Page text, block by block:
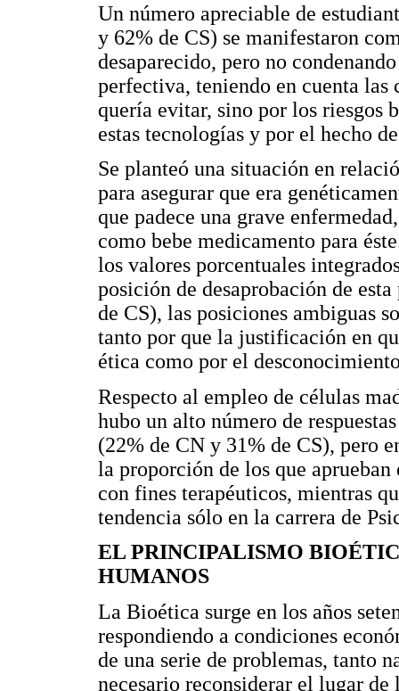
Un número apreciable de
y 62% de CS) se manifestaron
desaparecido, pero no
perfectiva, teniendo en cuenta las
quería evitar, sino por los riesgos
estas tecnologías y por el hecho
Se planteó una situación en
para asegurar que era
que padece una grave
como bebe medicamento para
los valores porcentuales
posición de desaprobación de
de CS), las posiciones ambiguas
tanto por que la justificación en
ética como por el
Respecto al empleo de células
hubo un alto número de
(22% de CN y 31% de CS), pero
la proporción de los que
con fines terapéuticos, mientras
tendencia sólo en la carrera de
EL PRINCIPALISMO
HUMANOS
La Bioética surge en los años
respondiendo a condiciones
de una serie de problemas, tanto
necesario reconsiderar el lugar